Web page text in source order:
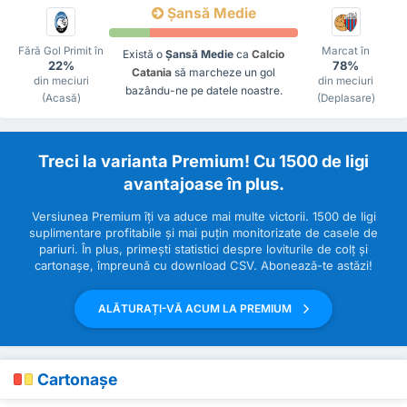
Fără Gol Primit în
22%
din meciuri
(Acasă)
Șansă Medie
Există o Șansă Medie ca Calcio
Catania să marcheze un gol
bazându-ne pe datele noastre.
Marcat în
78%
din meciuri
(Deplasare)
Treci la varianta Premium! Cu 1500 de ligi
avantajoase în plus.
Versiunea Premium îți va aduce mai multe victorii. 1500 de ligi
suplimentare profitabile și mai puțin monitorizate de casele de
pariuri. În plus, primești statistici despre loviturile de colț și
cartonașe, împreună cu download CSV. Abonează-te astăzi!
ALĂTURAȚI-VĂ ACUM LA PREMIUM
Cartonașe